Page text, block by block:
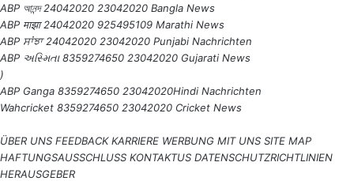
ABP আনন্দ 24042020 23042020 Bangla News
ABP माझा 24042020 925495109 Marathi News
ABP ਸਾਂਝਾ 24042020 23042020 Punjabi Nachrichten
ABP અસ્મિતા 8359274650 23042020 Gujarati News
)
ABP Ganga 8359274650 23042020Hindi Nachrichten
Wahcricket 8359274650 23042020 Cricket News
ÜBER UNS FEEDBACKKARRIERE WERBUNG MIT UNS SITE MAP
HAFTUNGSAUSSCHLUSS KONTAKTUS DATENSCHUTZRICHTLINIEN
HERAUSGEBER